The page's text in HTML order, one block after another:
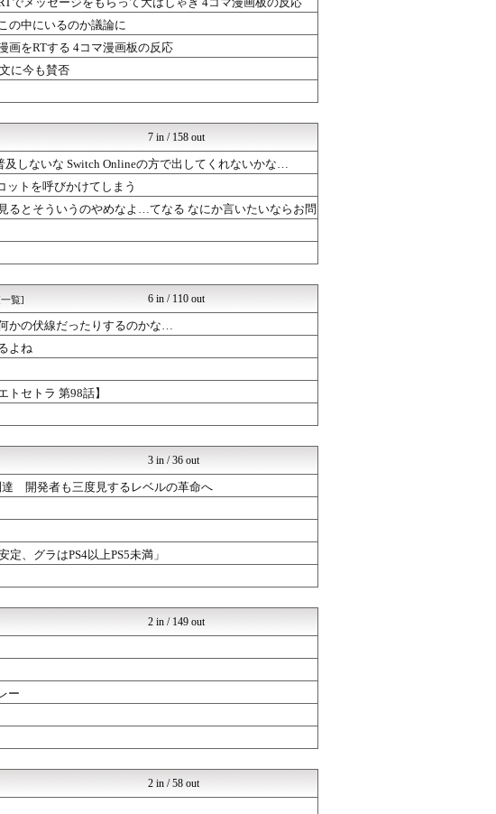
選び
ドラゴンクエストウォークま...
話】
まどドラまとめ速報 魔法少...
ミリシタまとめ雑談
ゴースト...
足の悩...
ドラゴンクエストウォークま...
？プレイ...
ポケチャン攻略まとめ速報｜...
ぷそファン@PSO2NGS...
ルフレch. - ファイア...
まどドラまとめ速報 魔法少...
への不...
【モンハンワイルズ】モンス...
ゲーハーの窓
ルフレch. - ファイア...
のやめな...
PC ゲームの気になるもの
ルフレch. - ファイア...
な思う
まどドラまとめ速報 魔法少...
チゲ速
への反...
ブラウザゲーム速報
ゲーハーの窓
ーの難...
ゲーハーの窓
PC ゲームの気になるもの
の中にいるのか議論に
画をRTする 4コマ漫画板の反応
に今も賛否
7 in / 158 out
及しないな Switch Onlineの方で出してくれないかな…
ットを呼びかけてしまう
るとそういうのやめなよ…てなる なにか言いたいならお問
覧] 6 in / 110 out
かの伏線だったりするのかな…
よね
セトラ 第98話】
3 in / 36 out
達 開発者も三度見するレベルの革命へ
、グラはPS4以上PS5未満」
2 in / 149 out
ー
2 in / 58 out